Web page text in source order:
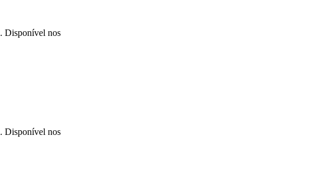
Disponível nos
Disponível nos